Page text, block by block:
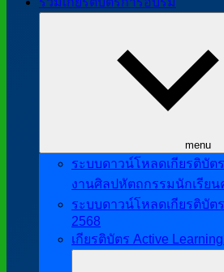
menu
ระบบดาวน์โหลดเกียรติบั
งานศิลปหัตถกรรมนักเรียน
ระบบดาวน์โหลดเกียรติบั
2568
เกียรติบัตร Active